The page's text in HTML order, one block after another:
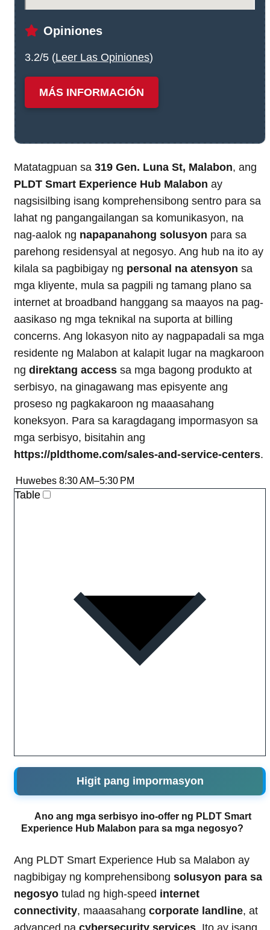
Opiniones
3.2/5 (Leer Las Opiniones)
MÁS INFORMACIÓN
Matatagpuan sa 319 Gen. Luna St, Malabon, ang
PLDT Smart Experience Hub Malabon ay
nagsisilbing isang komprehensibong sentro para sa
lahat ng pangangailangan sa komunikasyon, na
nag-aalok ng napapanahong solusyon para sa
parehong residensyal at negosyo. Ang hub na ito ay
kilala sa pagbibigay ng personal na atensyon sa
mga kliyente, mula sa pagpili ng tamang plano sa
internet at broadband hanggang sa maayos na pag-
aasikaso ng mga teknikal na suporta at billing
concerns. Ang lokasyon nito ay nagpapadali sa mga
residente ng Malabon at kalapit lugar na magkaroon
ng direktang access sa mga bagong produkto at
serbisyo, na ginagawang mas episyente ang
proseso ng pagkakaroon ng maaasahang
koneksyon. Para sa karagdagang impormasyon sa
mga serbisyo, bisitahin ang
https://pldthome.com/sales-and-service-centers.
Huwebes 8:30 AM–5:30 PM
Table
Higit pang impormasyon
Ano ang mga serbisyo ino-offer ng PLDT Smart
Experience Hub Malabon para sa mga negosyo?
Ang PLDT Smart Experience Hub sa Malabon ay
nagbibigay ng komprehensibong solusyon para sa
negosyo tulad ng high-speed internet
connectivity, maaasahang corporate landline, at
advanced na cybersecurity services . Ito ay isang